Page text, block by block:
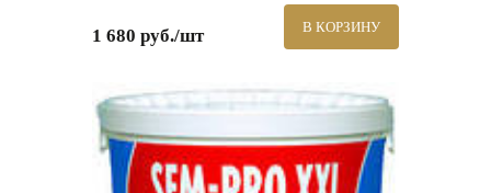
1 680 руб./шт В КОРЗИНУ